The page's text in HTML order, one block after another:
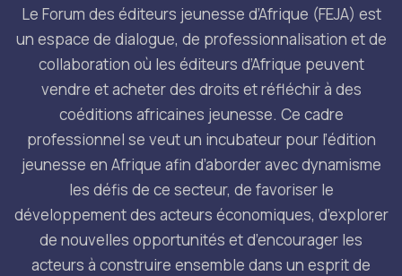
Le Forum des éditeurs jeunesse d’Afrique (FEJA) est
un espace de dialogue, de professionnalisation et de
collaboration où les éditeurs d’Afrique peuvent
vendre et acheter des droits et réfléchir à des
coéditions africaines jeunesse. Ce cadre
professionnel se veut un incubateur pour l’édition
jeunesse en Afrique afin d’aborder avec dynamisme
les défis de ce secteur, de favoriser le
développement des acteurs économiques, d’explorer
de nouvelles opportunités et d’encourager les
acteurs à construire ensemble dans un esprit de